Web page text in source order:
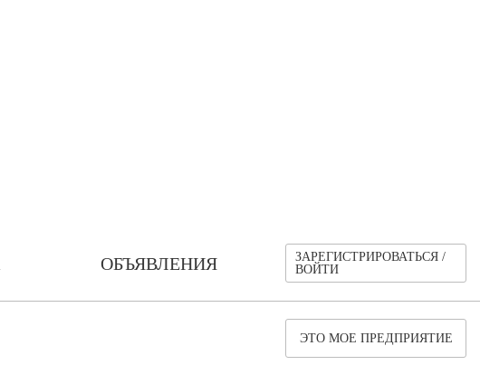
ОБЪЯВЛЕНИЯ
ЗАРЕГИСТРИРОВАТЬСЯ /
ВОЙТИ
ЭТО МОЕ ПРЕДПРИЯТИЕ